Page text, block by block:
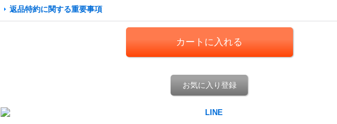
返品特約に関する重要事項
お気に入り登録